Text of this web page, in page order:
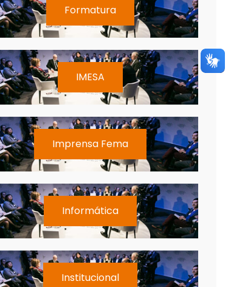
Formatura
IMESA
Imprensa Fema
Informática
Institucional